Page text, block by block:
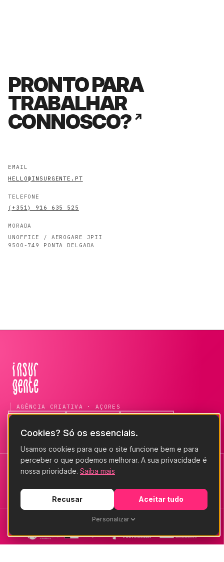
PRONTO PARA
TRABALHAR
CONNOSCO?
EMAIL
HELLO@INSURGENTE.PT
TELEFONE
(+351) 916 635 525
MORADA
UNOFFICE / AEROGARE JPII
9500-749 PONTA DELGADA
AGÊNCIA CRIATIVA · AÇORES
— ir para a página inicial
Cookies? Só os essenciais.
Usamos cookies para que o site funcione bem e para
perceber o que podemos melhorar. A sua privacidade é
nossa prioridade. Saiba mais
Recusar Aceitar tudo
Personalizar
Necessários (sempre ativos)